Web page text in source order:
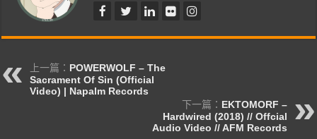
上一篇： POWERWOLF – The
Sacrament Of Sin (Official
Video) | Napalm Records
下一篇： EKTOMORF –
Hardwired (2018) // Offcial
Audio Video // AFM Records